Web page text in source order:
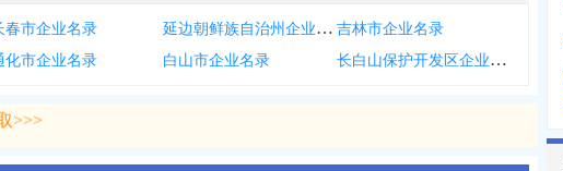
春市企业名录 延边朝鲜族自治州企业名录 吉林市企业名录
化市企业名录 白山市企业名录 长白山保护开发区企业名录